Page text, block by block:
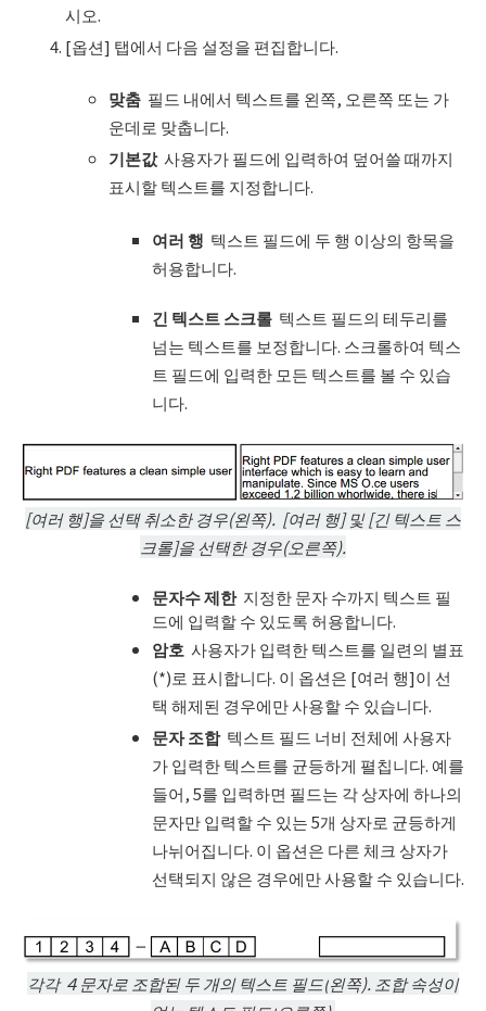
시오.
[옵션] 탭에서 다음 설정을 편집합니다.
맞춤 필드 내에서 텍스트를 왼쪽, 오른쪽 또는 가
운데로 맞춥니다.
기본값 사용자가 필드에 입력하여 덮어쓸 때까지
표시할 텍스트를 지정합니다.
여러 행 텍스트 필드에 두 행 이상의 항목을
허용합니다.
긴 텍스트스크롤 텍스트 필드의 테두리를
넘는 텍스트를 보정합니다. 스크롤하여 텍스
트 필드에 입력한 모든 텍스트를 볼 수 있습
니다.
[여러 행]을 선택 취소한 경우(왼쪽). [여러 행] 및 [긴 텍스트 스
크롤]을 선택한 경우(오른쪽).
문자수제한지정한 문자 수까지 텍스트 필
드에 입력할 수 있도록 허용합니다.
암호 사용자가 입력한 텍스트를 일련의 별표
(*)로 표시합니다. 이 옵션은 [여러 행]이 선
택 해제된 경우에만 사용할 수 있습니다.
문자 조합텍스트 필드 너비 전체에 사용자
가 입력한 텍스트를 균등하게 펼칩니다. 예를
들어, 5를 입력하면 필드는 각 상자에 하나의
문자만 입력할 수 있는 5개 상자로 균등하게
나뉘어집니다. 이 옵션은 다른 체크 상자가
선택되지 않은 경우에만 사용할 수 있습니다.
각각 ４문자로 조합된 두 개의 텍스트 필드(왼쪽). 조합 속성이